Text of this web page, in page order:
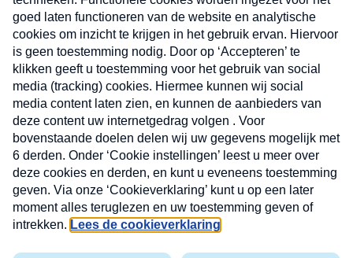
Volg ons op
MAX
Cookieverklaring
Kwetsbaarheid
X
Nieuwsbrief
Neem hier een gratis abonnement op de MAX
Consumenten nieuwsbrief. Elke maandag en
donderdag in uw mailbox.